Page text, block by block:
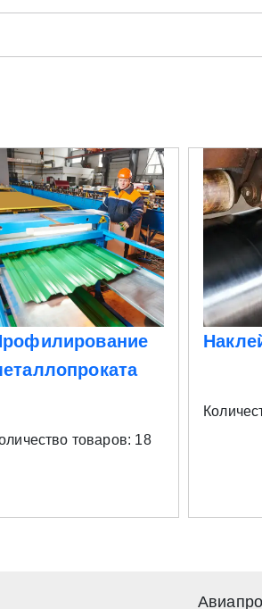
товаров: 18
своих персональных данных в
на информационную рассылку по